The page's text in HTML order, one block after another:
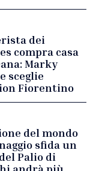
dei
compra casa
Marky
sceglie
Fiorentino
del mondo
sfida un
Palio di